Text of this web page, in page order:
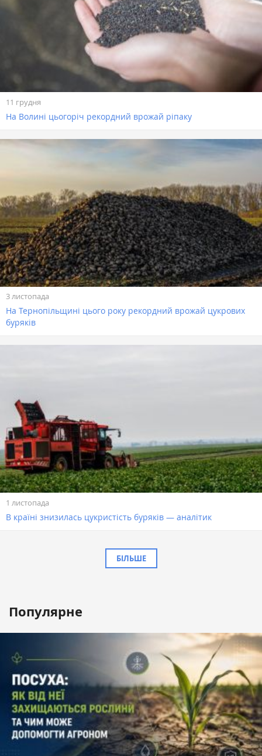
11 грудня
На Волині цьогоріч рекордний врожай ріпаку
3 листопада
На Тернопільщині цього року рекордний врожай цукрових
буряків
1 листопада
В країні знизилась цукристість буряків — аналітик
БІЛЬШЕ
Популярне